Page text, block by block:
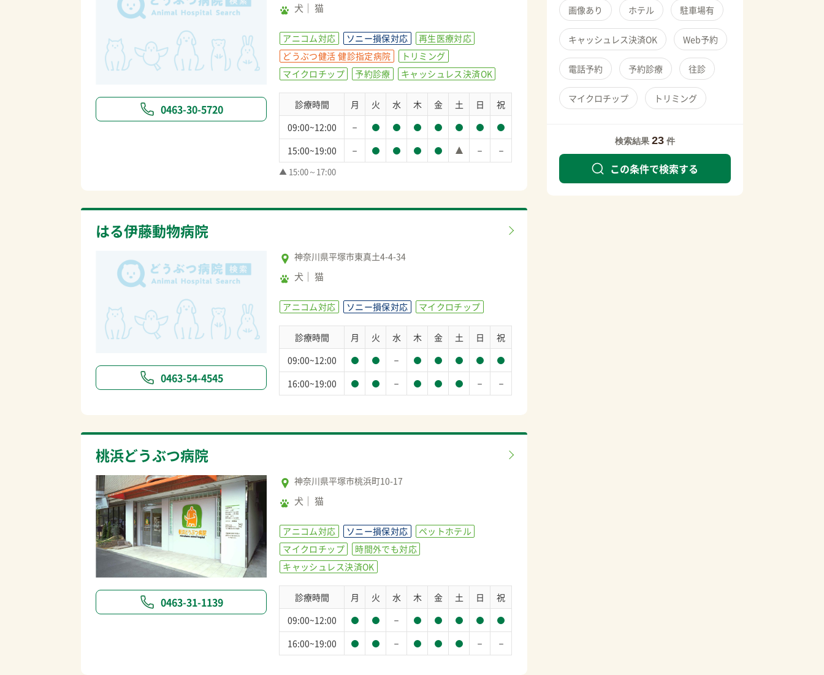
0463-30-5720
犬 猫
アニコム対応 ソニー損保対応
再生医療対応
どうぶつ健活 健診指定病院
トリミング
マイクロチップ
予約診療 キャッシュレス決済OK
診療時間 月 火 水 木 金 土 日
祝
09:00~12:00
－
15:00~19:00 － － －
▲ 15:00～17:00
はる伊藤動物病院
0463-54-4545
神奈川県平塚市東真土4-4-34
犬 猫
アニコム対応 ソニー損保対応 マイクロチップ
診療時間 月 火 水 木 金 土 日
祝
09:00~12:00
－
16:00~19:00 － － －
桃浜どうぶつ病院
0463-31-1139
神奈川県平塚市桃浜町10-17
犬 猫
アニコム対応 ソニー損保対応
ペットホテル
マイクロチップ
時間外でも対応
キャッシュレス決済OK
診療時間 月 火 水 木 金 土 日
祝
09:00~12:00
－
16:00~19:00 － － －
画像あり ホテル 駐車場有
キャッシュレス決済OK Web予約
電話予約 予約診療 往診
マイクロチップ トリミング
検索結果 23 件
この条件で検索する